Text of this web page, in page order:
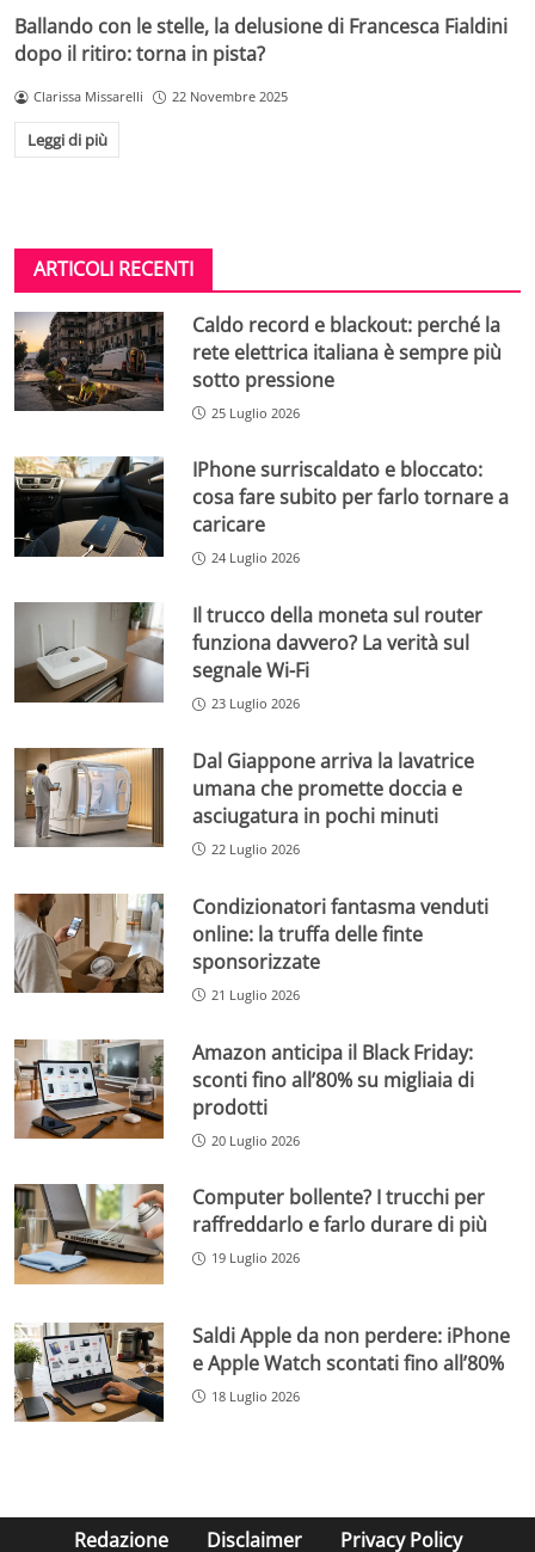
Ballando con le stelle, la delusione di Francesca Fialdini
dopo il ritiro: torna in pista?
Clarissa Missarelli 22 Novembre 2025
Leggi di più
ARTICOLI RECENTI
Caldo record e blackout: perché la
rete elettrica italiana è sempre più
sotto pressione
25 Luglio 2026
IPhone surriscaldato e bloccato:
cosa fare subito per farlo tornare a
caricare
24 Luglio 2026
Il trucco della moneta sul router
funziona davvero? La verità sul
segnale Wi-Fi
23 Luglio 2026
Dal Giappone arriva la lavatrice
umana che promette doccia e
asciugatura in pochi minuti
22 Luglio 2026
Condizionatori fantasma venduti
online: la truffa delle finte
sponsorizzate
21 Luglio 2026
Amazon anticipa il Black Friday:
sconti fino all’80% su migliaia di
prodotti
20 Luglio 2026
Computer bollente? I trucchi per
raffreddarlo e farlo durare di più
19 Luglio 2026
Saldi Apple da non perdere: iPhone
e Apple Watch scontati fino all’80%
18 Luglio 2026
Redazione Disclaimer Privacy Policy